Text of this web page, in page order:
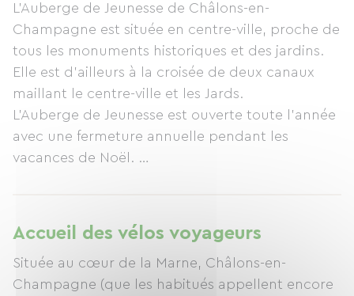
L’Auberge de Jeunesse de Châlons-en-
Champagne est située en centre-ville, proche de
tous les monuments historiques et des jardins.
Elle est d’ailleurs à la croisée de deux canaux
maillant le centre-ville et les Jards.
L’Auberge de Jeunesse est ouverte toute l’année
avec une fermeture annuelle pendant les
vacances de Noël.
de 9h à 18h, avec une possibilité de faire une
entrée en autonomie grâce à la mise en place de
boîtes à clés depuis septembre 2025.
Accueil des vélos voyageurs
Située au cœur de la Marne, Châlons-en-
Champagne (que les habitués appellent encore